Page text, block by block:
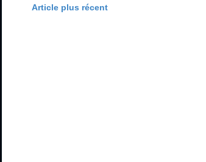
Article plus récent